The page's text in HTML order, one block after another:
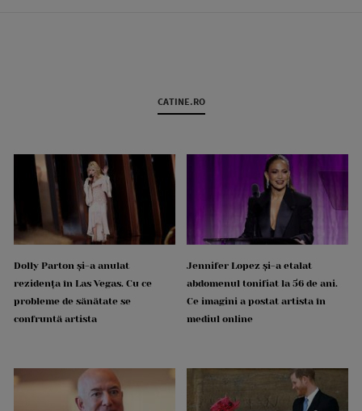
CATINE.RO
Dolly Parton și-a anulat
rezidența în Las Vegas. Cu ce
probleme de sănătate se
confruntă artista
Jennifer Lopez și-a etalat
abdomenul tonifiat la 56 de ani.
Ce imagini a postat artista în
mediul online